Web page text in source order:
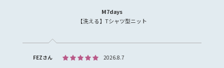
M7days
【洗える】Tシャツ型ニット
FEZさん 2026.8.7